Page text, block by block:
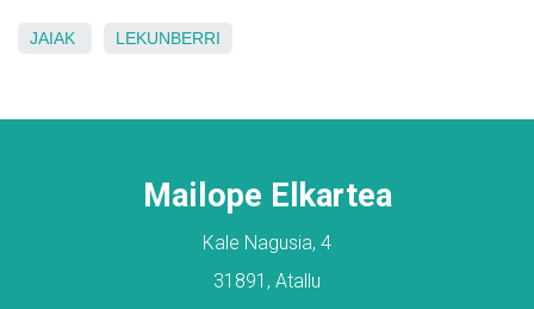
JAIAK LEKUNBERRI
Mailope Elkartea
Kale Nagusia, 4
31891, Atallu